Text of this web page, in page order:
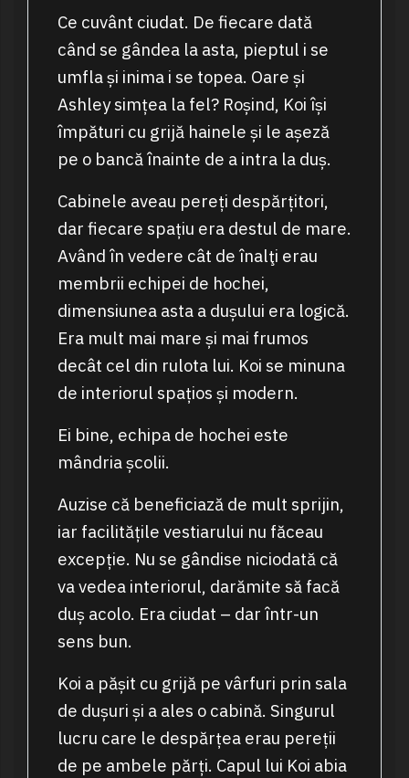
Ce cuvânt ciudat. De fiecare dată
când se gândea la asta, pieptul i se
umfla și inima i se topea. Oare și
Ashley simțea la fel? Roșind, Koi își
împături cu grijă hainele și le așeză
pe o bancă înainte de a intra la duș.
Cabinele aveau pereți despărțitori,
dar fiecare spațiu era destul de mare.
Având în vedere cât de înalţi erau
membrii echipei de hochei,
dimensiunea asta a dușului era logică.
Era mult mai mare și mai frumos
decât cel din rulota lui. Koi se minuna
de interiorul spațios și modern.
Ei bine, echipa de hochei este
mândria școlii.
Auzise că beneficiază de mult sprijin,
iar facilitățile vestiarului nu făceau
excepție. Nu se gândise niciodată că
va vedea interiorul, darămite să facă
duș acolo. Era ciudat – dar într-un
sens bun.
Koi a pășit cu grijă pe vârfuri prin sala
de dușuri și a ales o cabină. Singurul
lucru care le despărțea erau pereții
de pe ambele părți. Capul lui Koi abia